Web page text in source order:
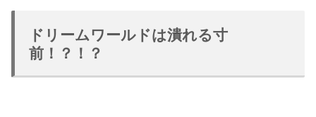
ドリームワールドは潰れる寸
前！？！？